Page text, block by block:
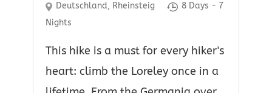
Deutschland, Rheinsteig
8 Days - 7
Nights
This hike is a must for every hiker's
heart: climb the Loreley once in a